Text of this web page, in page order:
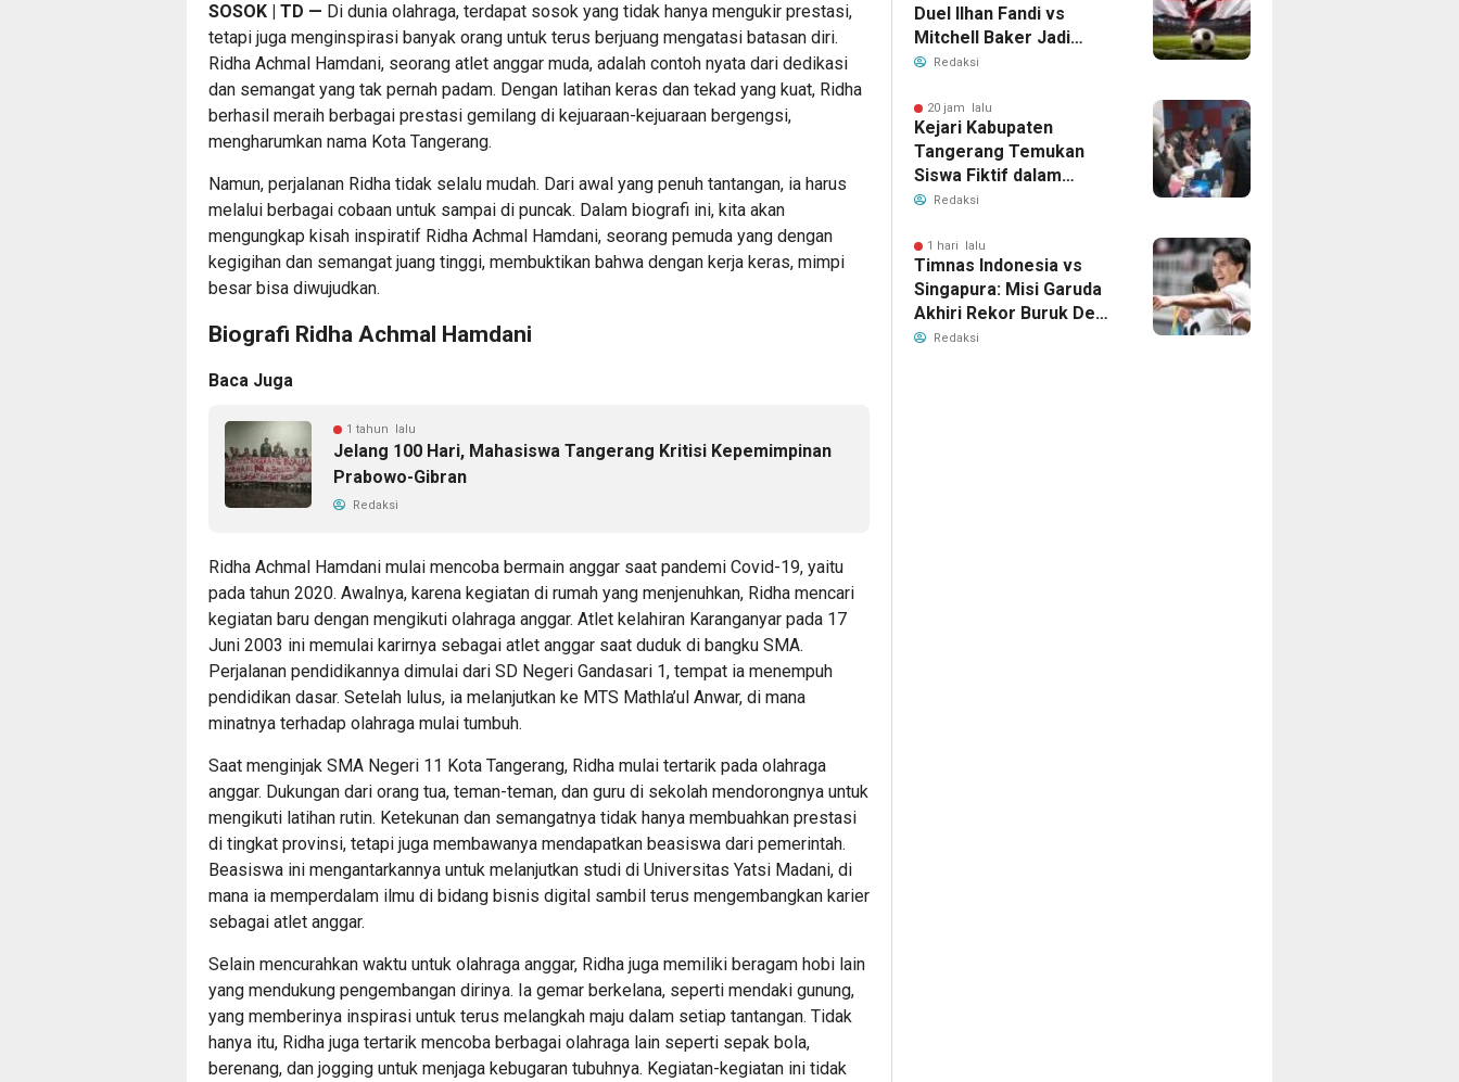
SOSOK | TD — Di dunia olahraga, terdapat sosok yang tidak hanya mengukir prestasi,
tetapi juga menginspirasi banyak orang untuk terus berjuang mengatasi batasan diri.
Ridha Achmal Hamdani, seorang atlet anggar muda, adalah contoh nyata dari dedikasi
dan semangat yang tak pernah padam. Dengan latihan keras dan tekad yang kuat, Ridha
berhasil meraih berbagai prestasi gemilang di kejuaraan-kejuaraan bergengsi,
mengharumkan nama Kota Tangerang.
Namun, perjalanan Ridha tidak selalu mudah. Dari awal yang penuh tantangan, ia harus
melalui berbagai cobaan untuk sampai di puncak. Dalam biografi ini, kita akan
mengungkap kisah inspiratif Ridha Achmal Hamdani, seorang pemuda yang dengan
kegigihan dan semangat juang tinggi, membuktikan bahwa dengan kerja keras, mimpi
besar bisa diwujudkan.
Biografi Ridha Achmal Hamdani
Baca Juga
1 tahun lalu
Jelang 100 Hari, Mahasiswa Tangerang Kritisi Kepemimpinan
Prabowo-Gibran
Redaksi
Ridha Achmal Hamdani mulai mencoba bermain anggar saat pandemi Covid-19, yaitu
pada tahun 2020. Awalnya, karena kegiatan di rumah yang menjenuhkan, Ridha mencari
kegiatan baru dengan mengikuti olahraga anggar. Atlet kelahiran Karanganyar pada 17
Juni 2003 ini memulai karirnya sebagai atlet anggar saat duduk di bangku SMA.
Perjalanan pendidikannya dimulai dari SD Negeri Gandasari 1, tempat ia menempuh
pendidikan dasar. Setelah lulus, ia melanjutkan ke MTS Mathla’ul Anwar, di mana
minatnya terhadap olahraga mulai tumbuh.
Saat menginjak SMA Negeri 11 Kota Tangerang, Ridha mulai tertarik pada olahraga
anggar. Dukungan dari orang tua, teman-teman, dan guru di sekolah mendorongnya untuk
mengikuti latihan rutin. Ketekunan dan semangatnya tidak hanya membuahkan prestasi
di tingkat provinsi, tetapi juga membawanya mendapatkan beasiswa dari pemerintah.
Beasiswa ini mengantarkannya untuk melanjutkan studi di Universitas Yatsi Madani, di
mana ia memperdalam ilmu di bidang bisnis digital sambil terus mengembangkan karier
sebagai atlet anggar.
Selain mencurahkan waktu untuk olahraga anggar, Ridha juga memiliki beragam hobi lain
yang mendukung pengembangan dirinya. Ia gemar berkelana, seperti mendaki gunung,
yang memberinya inspirasi untuk terus melangkah maju dalam setiap tantangan. Tidak
hanya itu, Ridha juga tertarik mencoba berbagai olahraga lain seperti sepak bola,
berenang, dan jogging untuk menjaga kebugaran tubuhnya. Kegiatan-kegiatan ini tidak
Duel Ilhan Fandi vs
Mitchell Baker Jadi
Sorotan di Piala AFF
Redaksi
20 jam lalu
Kejari Kabupaten
Tangerang Temukan
Siswa Fiktif dalam
Penyidikan Dana BOP
Redaksi
1 hari lalu
Timnas Indonesia vs
Singapura: Misi Garuda
Akhiri Rekor Buruk Demi
Tiket Semifinal Piala AFF
Redaksi